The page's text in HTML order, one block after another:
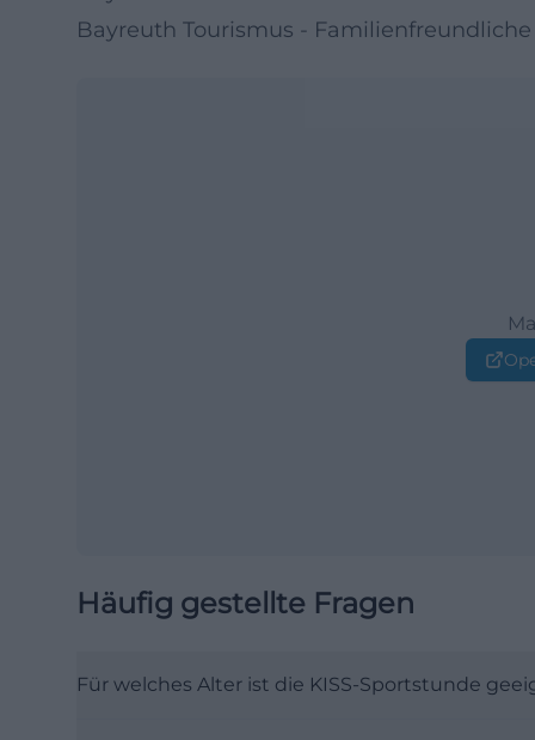
Bayreuth Tourismus -
Häufig gestellte Fragen
Für welches Alter ist die KISS-Sportstunde